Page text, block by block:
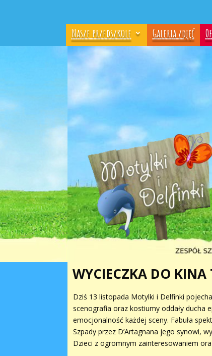
Nasze przedszkole Galeria zdjęć
WYCIECZKA DO KINA
Dziś 13 listopada Motylki i Delfinki
scenografia oraz kostiumy oddały ducha
emocjonalność każdej sceny. Fabuła
Szpady przez D’Artagnana jego synowi,
Dzieci z ogromnym zainteresowaniem